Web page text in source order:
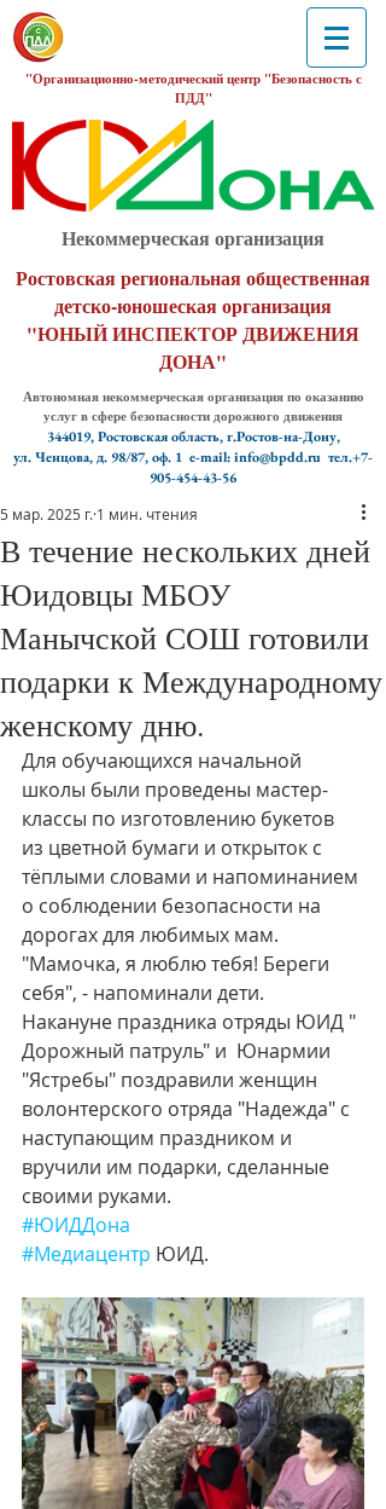
"Организационно-методический центр "Безопасность с
ПДД"
Некоммерческая организация
Ростовская региональная общественная
детско-юношеская организация
"ЮНЫЙ ИНСПЕКТОР ДВИЖЕНИЯ
ДОНА"
Автономная некоммерческая организация по оказанию
услуг в сфере безопасности дорожного движения
344019, Ростовская область, г.Ростов-на-Дону,
ул. Ченцова, д. 98/87, оф. 1 e-mail: info@bpdd.ru тел.+7-
905-454-43-56
В течение нескольких дней
Юидовцы МБОУ
Манычской СОШ готовили
подарки к Международному
женскому дню.
5 мар. 2025 г. 1 мин. чтения
Для обучающихся начальной
школы были проведены мастер-
классы по изготовлению букетов
из цветной бумаги и открыток с
тёплыми словами и напоминанием
о соблюдении безопасности на
дорогах для любимых мам.
"Мамочка, я люблю тебя! Береги
себя", - напоминали дети.
Накануне праздника отряды ЮИД "
Дорожный патруль" и  Юнармии
"Ястребы" поздравили женщин
волонтерского отряда "Надежда" с
наступающим праздником и
вручили им подарки, сделанные
своими руками.
#ЮИДДона
#Медиацентр ЮИД.